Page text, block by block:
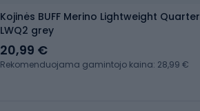
Kojinės BUFF Merino Lightweight Quarter
LWQ2 grey
20,99 €
Rekomenduojama gamintojo kaina: 28,99 €